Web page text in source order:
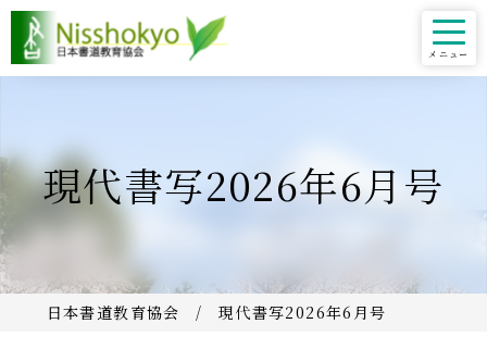
現代書写2026年6月号
日本書道教育協会 現代書写2026年6月号